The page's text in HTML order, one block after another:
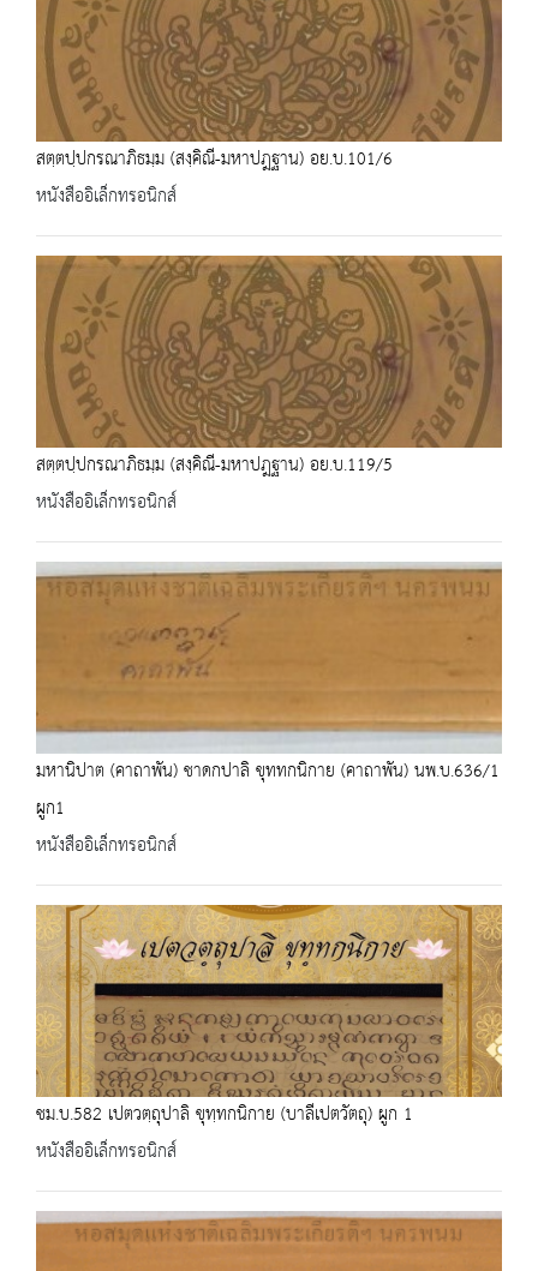
สตฺตปฺปกรณาภิธมฺม (สงฺคิณี-มหาปฎฐาน) อย.บ.101/6
หนังสืออิเล็กทรอนิกส์
สตฺตปฺปกรณาภิธมฺม (สงฺคิณี-มหาปฎฐาน) อย.บ.119/5
หนังสืออิเล็กทรอนิกส์
มหานิปาต (คาถาพัน) ชาดกปาลิ ขุททกนิกาย (คาถาพัน) นพ.บ.636/1
ผูก1
หนังสืออิเล็กทรอนิกส์
ชม.บ.582 เปตวตฺถุปาลิ ขุทฺทกนิกาย (บาลีเปตวัตถุ) ผูก 1
หนังสืออิเล็กทรอนิกส์